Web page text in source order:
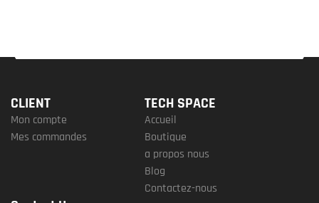
CLIENT
Mon compte
Mes commandes
TECH SPACE
Accueil
Boutique
a propos nous
Blog
Contactez-nous